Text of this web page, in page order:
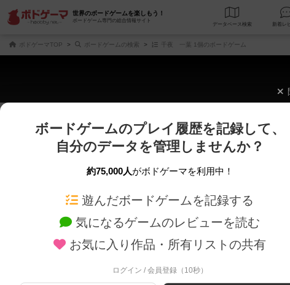
世界のボードゲームを楽しもう！
ボードゲーム専門の総合情報サイト
データベース 検索
ボドゲーマTOP ボードゲームの検索 千夜 一葉 1個のボードゲーム
じっくり表示
商品名、商品説明文、デザイナー名、テーマ名、メカニクス名を対象にフリーワ
ゲームデザイナー名を指定して検索
ゲームデザイナー
対象年齢を指定します。 世界観や登場人物
テーマ/フレーバー
ボードゲームのプレイ履歴を記録して、
自分のデータを管理しませんか？
約75,000人がボドゲーマを利用中！
遊んだボードゲームを記録する
気になるゲームのレビューを読む
お気に入り作品・所有リストの共有
ログイン / 会員登録（10秒）